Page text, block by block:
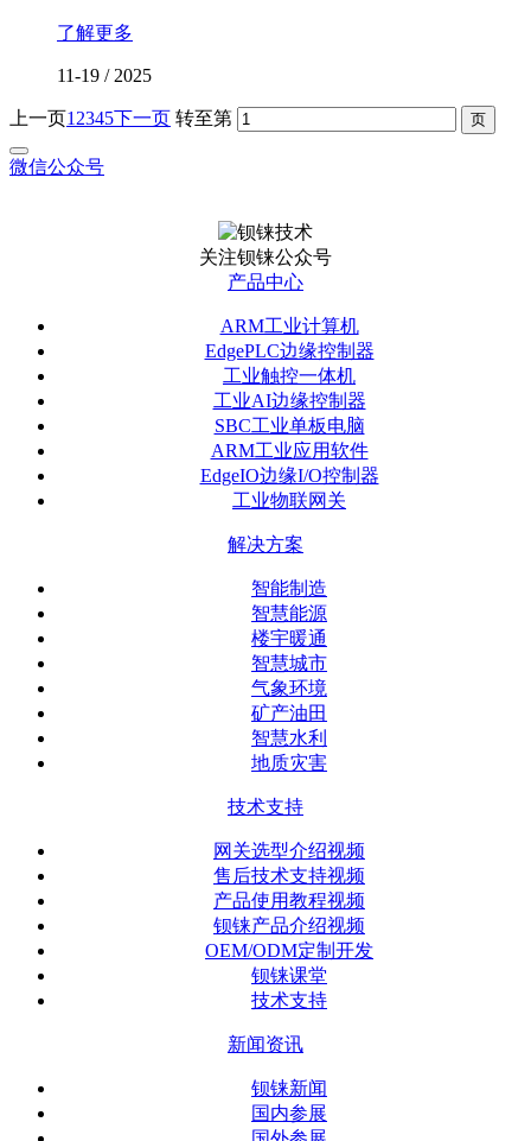
了解更多
11-19 / 2025
上一页1 2345下一页 转至第
微信公众号
关注钡铼公众号
产品中心
ARM工业计算机
EdgePLC边缘控制器
工业触控一体机
工业AI边缘控制器
SBC工业单板电脑
ARM工业应用软件
EdgeIO边缘I/O控制器
工业物联网关
解决方案
智能制造
智慧能源
楼宇暖通
智慧城市
气象环境
矿产油田
智慧水利
地质灾害
技术支持
网关选型介绍视频
售后技术支持视频
产品使用教程视频
钡铼产品介绍视频
OEM/ODM定制开发
钡铼课堂
技术支持
新闻资讯
钡铼新闻
国内参展